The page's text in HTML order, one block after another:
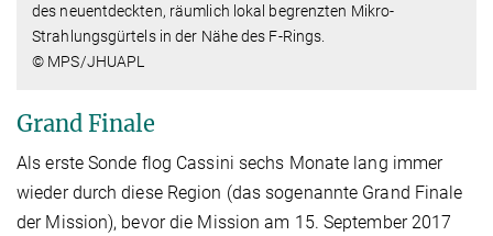
des neuentdeckten, räumlich lokal begrenzten Mikro-
Strahlungsgürtels in der Nähe des F-Rings.
© MPS/JHUAPL
Grand Finale
Als erste Sonde flog Cassini sechs Monate lang immer
wieder durch diese Region (das sogenannte Grand Finale
der Mission), bevor die Mission am 15. September 2017